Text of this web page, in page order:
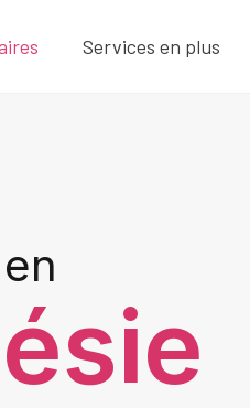
Services en plus